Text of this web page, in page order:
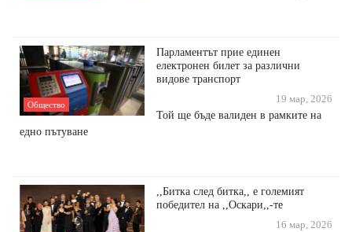
Общество
Парламентът прие единен
електронен билет за различни
видове транспорт
19 мар, 2026
Той ще бъде валиден в рамките на
едно пътуване
,,Битка след битка,, е големият
победител на ,,Оскари,,-те
16 мар, 2026